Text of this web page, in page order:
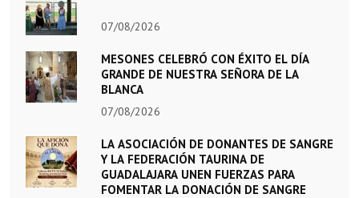
07/08/2026
MESONES CELEBRÓ CON ÉXITO EL DÍA
GRANDE DE NUESTRA SEÑORA DE LA
BLANCA
07/08/2026
LA ASOCIACIÓN DE DONANTES DE SANGRE
Y LA FEDERACIÓN TAURINA DE
GUADALAJARA UNEN FUERZAS PARA
FOMENTAR LA DONACIÓN DE SANGRE